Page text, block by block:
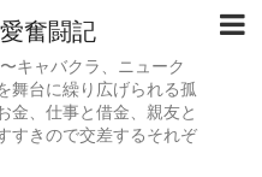
奮闘記
キャバクラ、ニューク
舞台に繰り広げられる孤
金、仕事と借金、親友と
すきので交差するそれぞ